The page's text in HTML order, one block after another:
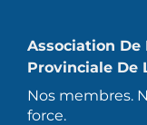
Association De
Provinciale De
Nos membres.
force.